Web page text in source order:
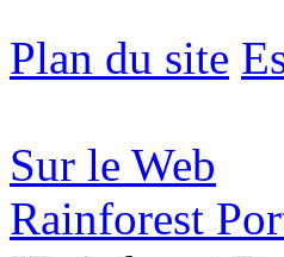
Plan du site
Sur le Web
Rainforest